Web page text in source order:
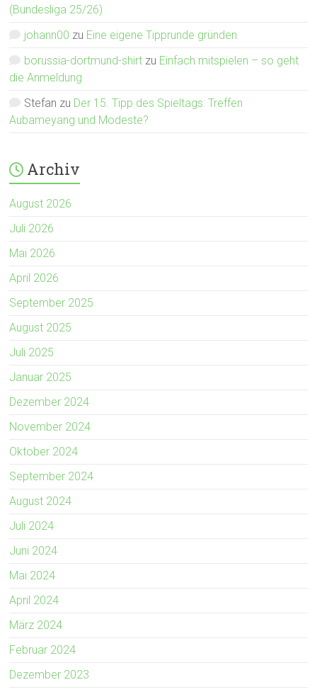
(Bundesliga 25/26)
johann00 zu Eine eigene Tipprunde gründen
borussia-dortmund-shirt zu Einfach mitspielen – so geht
die Anmeldung
Stefan zu Der 15. Tipp des Spieltags: Treffen
Aubameyang und Modeste?
Archiv
August 2026
Juli 2026
Mai 2026
April 2026
September 2025
August 2025
Juli 2025
Januar 2025
Dezember 2024
November 2024
Oktober 2024
September 2024
August 2024
Juli 2024
Juni 2024
Mai 2024
April 2024
März 2024
Februar 2024
Dezember 2023